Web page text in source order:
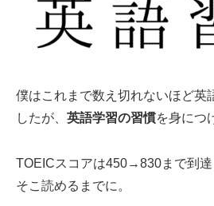
僕はこれまで数え切れないほど英
したが、 英語学習の習慣を身につ
TOEICスコアは450→830まで到達
そこ読めるまでに。